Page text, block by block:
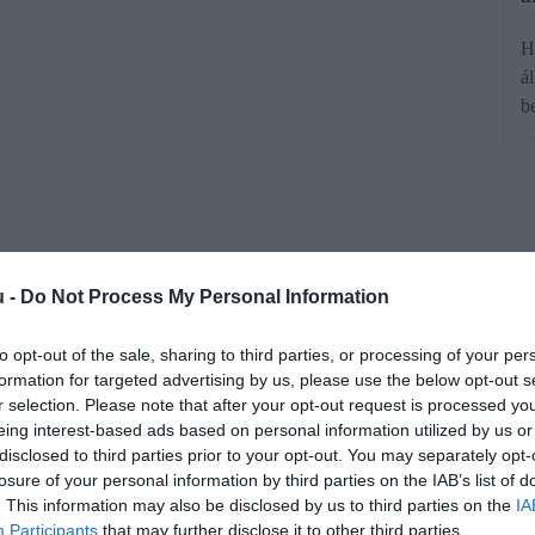
- Do Not Process My Personal Information
opt-out of the sale, sharing to third parties, or processing of your
for targeted advertising by us, please use the below opt-out
selection. Please note that after your opt-out request is processed
interest-based ads based on personal information utilized by us
to third parties prior to your opt-out. You may separately
of your personal information by third parties on the IAB’s list of
This information may also be disclosed by us to third parties on the
Participants that may further disclose it to other third parties.
az Alpokban. Az alpesi
velük a bajuk. Zavarják az
fotó kedvéért. Tavaly a kánikulában
ivóvizét, abban mosakodtak meg.